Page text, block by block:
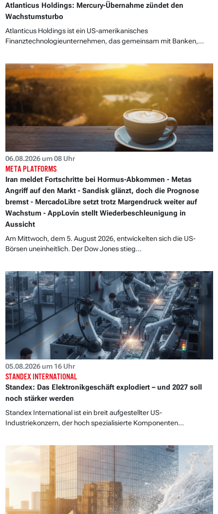
Atlanticus Holdings: Mercury-Übernahme zündet den
Wachstumsturbo
Atlanticus Holdings ist ein US-amerikanisches
Finanztechnologieunternehmen, das gemeinsam mit Banken,...
06.08.2026 um 08 Uhr
META PLATFORMS
Iran meldet Fortschritte bei Hormus-Abkommen - Metas
Angriff auf den Markt - Sandisk glänzt, doch die Prognose
bremst - MercadoLibre setzt trotz Margendruck weiter auf
Wachstum - AppLovin stellt Wiederbeschleunigung in
Aussicht
Am Mittwoch, dem 5. August 2026, entwickelten sich die US-
Börsen uneinheitlich. Der Dow Jones stieg...
05.08.2026 um 16 Uhr
STANDEX INTERNATIONAL
Standex: Das Elektronikgeschäft explodiert – und 2027 soll
noch stärker werden
Standex International ist ein breit aufgestellter US-
Industriekonzern, der hoch spezialisierte Komponenten...